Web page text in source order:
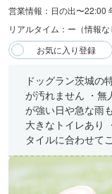
営業情報：日の出〜22:00
リアルタイム：ー（情報な
ドッグラン茨城の
が汚れません ・無
が強い日や急な雨
大きなトイレあり
タイルに合わせて